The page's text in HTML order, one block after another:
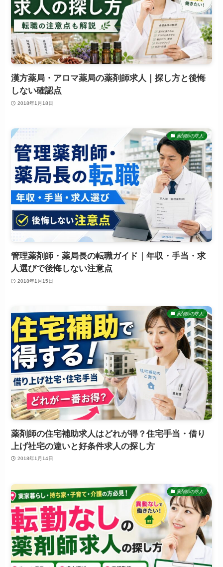
漢方薬局・アロマ薬局の薬剤師求人｜探し方と後悔
しない確認点
2018年1月18日
薬剤師の求人
管理薬剤師・薬局長の転職ガイド｜年収・手当・求
人選びで後悔しない注意点
2018年1月15日
薬剤師の求人
薬剤師の住宅補助求人はどれが得？住宅手当・借り
上げ社宅の違いと好条件求人の探し方
2018年1月14日
薬剤師の求人